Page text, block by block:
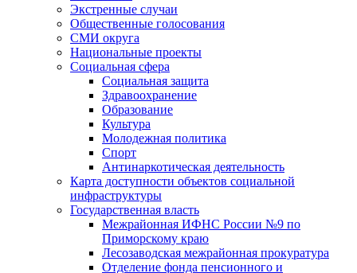
Экстренные случаи
Общественные голосования
СМИ округа
Национальные проекты
Социальная сфера
Социальная защита
Здравоохранение
Образование
Культура
Молодежная политика
Спорт
Антинаркотическая деятельность
Карта доступности объектов социальной
инфраструктуры
Государственная власть
Межрайонная ИФНС России №9 по
Приморскому краю
Лесозаводская межрайонная прокуратура
Отделение фонда пенсионного и